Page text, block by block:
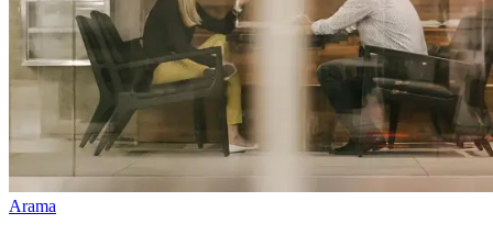
Arama